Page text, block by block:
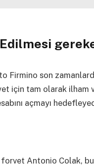
Firmino son
için tam olarak ilham
açmayı
forvet Antonio Colak,